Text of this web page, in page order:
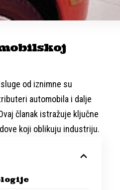
od iznimne su
automobila i dalje
članak istražuje ključne
koji oblikuju industriju.